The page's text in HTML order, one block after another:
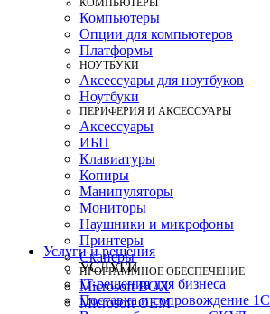
КОМПЬЮТЕРЫ
Компьютеры
Опции для компьютеров
Платформы
НОУТБУКИ
Аксессуары для ноутбуков
Ноутбуки
ПЕРИФЕРИЯ И АКСЕССУАРЫ
Аксессуары
ИБП
Клавиатуры
Копиры
Манипуляторы
Мониторы
Наушники и микрофоны
Принтеры
Сканеры
ПРОГРАММНОЕ ОБЕСПЕЧЕНИЕ
Microsoft BOX
Microsoft OEM
Услуги и решения
УСЛУГИ
IT-решения для бизнеса
Поставка и сопровождение 1C